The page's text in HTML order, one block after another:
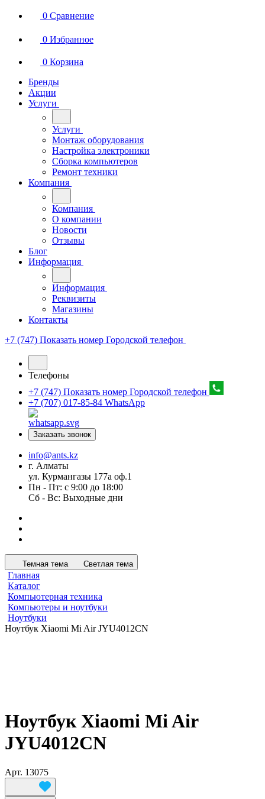
0 Сравнение
0 Избранное
0 Корзина
Бренды
Акции
Услуги
Услуги
Монтаж оборудования
Настройка электроники
Сборка компьютеров
Ремонт техники
Компания
Компания
О компании
Новости
Отзывы
Блог
Информация
Информация
Реквизиты
Магазины
Контакты
+7 (747) Показать номер Городской телефон
Телефоны
+7 (747) Показать номер Городской телефон
+7 (707) 017-85-84 WhatsApp
Заказать звонок
info@ants.kz
г. Алматы
ул. Курмангазы 177а оф.1
Пн - Пт: с 9:00 до 18:00
Сб - Вс: Выходные дни
Темная тема Светлая тема
Главная
Каталог
Компьютерная техника
Компьютеры и ноутбуки
Ноутбуки
Ноутбук Xiaomi Mi Air JYU4012CN
Ноутбук Xiaomi Mi Air
JYU4012CN
Арт. 13075